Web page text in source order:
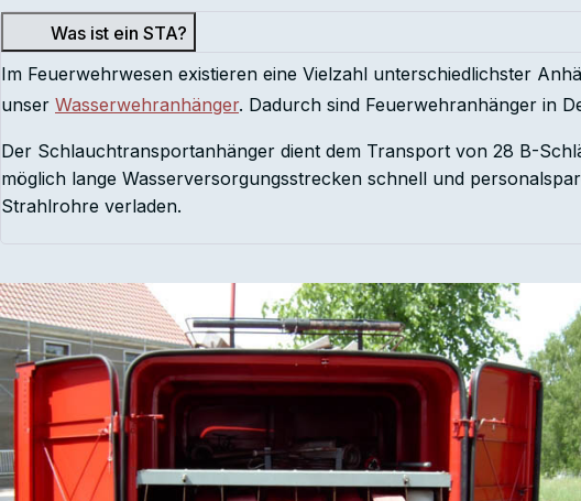
Was ist ein STA?
Im Feuerwehrwesen existieren eine Vielzahl unterschiedlichster
unser Wasserwehranhänger. Dadurch sind Feuerwehranhänger in
Der Schlauchtransportanhänger dient dem Transport von 28 B-
möglich lange Wasserversorgungsstrecken schnell und
Strahlrohre verladen.